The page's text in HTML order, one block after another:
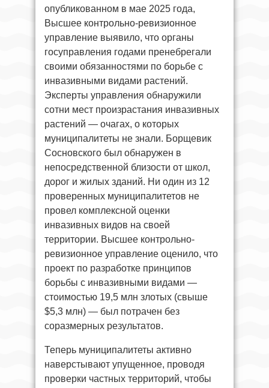
опубликованном в мае 2025 года,
Высшее контрольно-ревизионное
управление выявило, что органы
госуправления годами пренебрегали
своими обязанностями по борьбе с
инвазивными видами растений.
Эксперты управления обнаружили
сотни мест произрастания инвазивных
растений — очагах, о которых
муниципалитеты не знали. Борщевик
Сосновского был обнаружен в
непосредственной близости от школ,
дорог и жилых зданий. Ни один из 12
проверенных муниципалитетов не
провел комплексной оценки
инвазивных видов на своей
территории. Высшее контрольно-
ревизионное управление оценило, что
проект по разработке принципов
борьбы с инвазивными видами —
стоимостью 19,5 млн злотых (свыше
$5,3 млн) — был потрачен без
соразмерных результатов.
Теперь муниципалитеты активно
наверстывают упущенное, проводя
проверки частных территорий, чтобы